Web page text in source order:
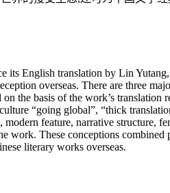
English translation by Lin
overseas. There are three
the basis of the work’s
“going global”, “thick
feature, narrative structure,
work. These conceptions
literary works overseas.